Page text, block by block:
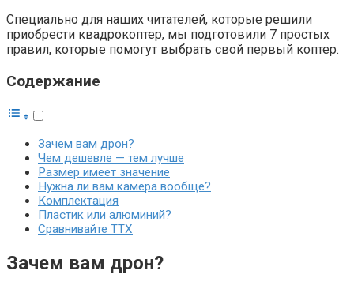
Специально для наших читателей, которые решили
приобрести квадрокоптер, мы подготовили 7 простых
правил, которые помогут выбрать свой первый коптер.
Содержание
Зачем вам дрон?
Чем дешевле — тем лучше
Размер имеет значение
Нужна ли вам камера вообще?
Комплектация
Пластик или алюминий?
Сравнивайте ТТХ
Зачем вам дрон?